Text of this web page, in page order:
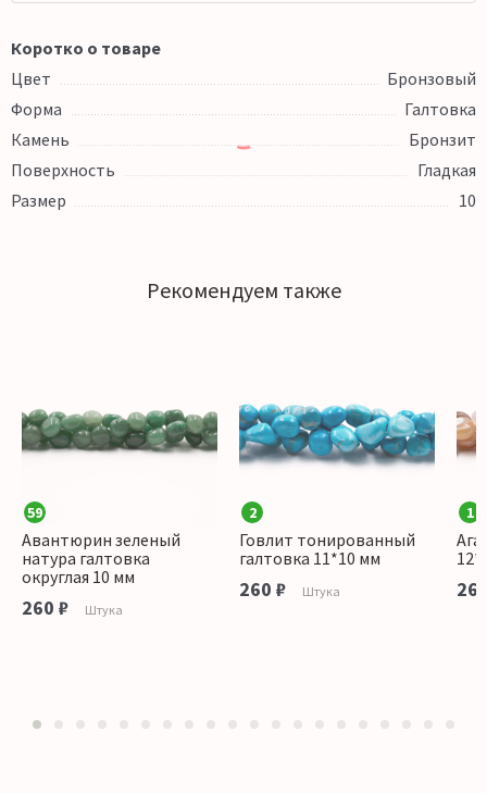
Коротко о товаре
Цвет
Бронзовый
Форма
Галтовка
Камень
Бронзит
Поверхность
Гладкая
Размер
10
Рекомендуем также
59
Авантюрин зеленый
натура галтовка
округлая 10 мм
260 ₽ Штука
2
Говлит тонированный
галтовка 11*10 мм
260 ₽ Штука
1